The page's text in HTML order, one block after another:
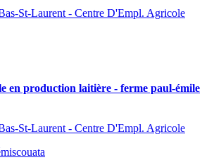
St-Laurent - Centre D'Empl. Agricole
en production laitière - ferme paul-émile
St-Laurent - Centre D'Empl. Agricole